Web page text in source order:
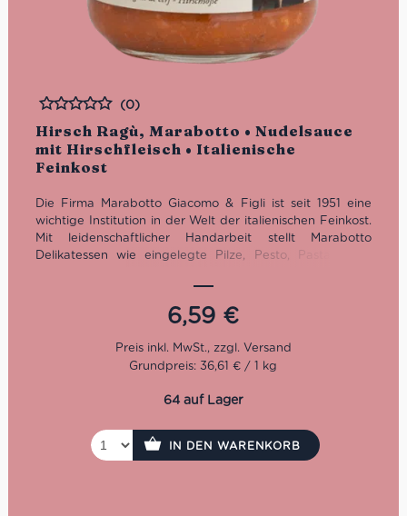
Hirsch Ragù, Marabotto • Nudelsauce
mit Hirschfleisch • Italienische
Feinkost
Bewertet
(0)
Die Firma Marabotto Giacomo & Figli ist seit 1951 eine
wichtige Institution in der Welt der italienischen Feinkost.
Mit leidenschaftlicher Handarbeit stellt Marabotto
Delikatessen wie eingelegte Pilze, Pesto, Pasta, Sugo
Hirsch Ragù erfreut sich größter Beliebtheit.
Nun in dritter Generation geführt, steht der Auswahl von
hochwertigen sowie natürlichen Zutaten im Vordergrund.
Denn nur mit dem Auge für erstklassige Qualität kann
der hohe Anspruch über eine so lange Zeitspanne erfüllt
werden. Dafür setzt man bei Marabotto ganz bewusst
den Schwerpunkt auf die Tradition der regionalen Küche
von Piemont und Ligurien.
6,59 €
Grundpreis: 36,61 € / 1 kg
64 auf Lager
IN DEN WARENKORB